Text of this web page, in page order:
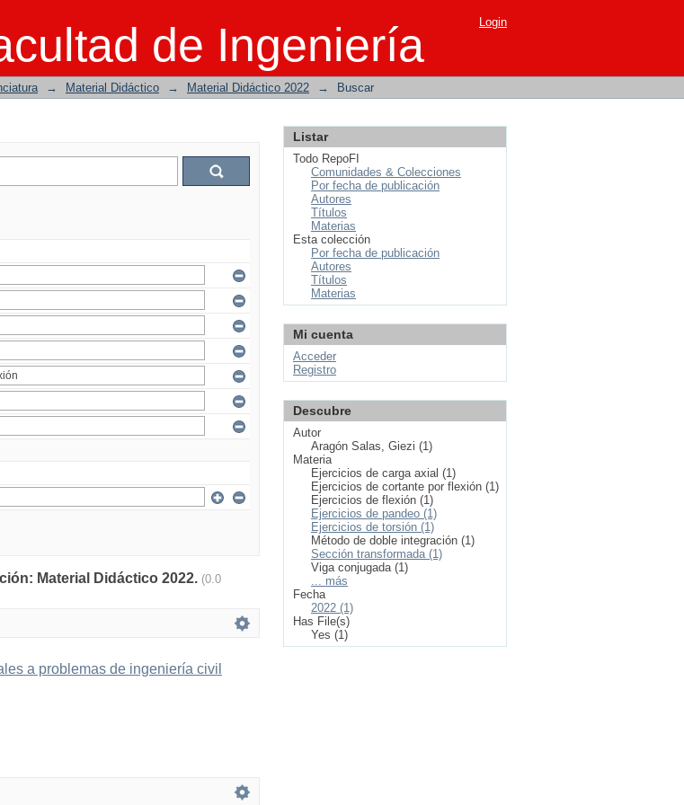
de Ingeniería Login
→ Material Didáctico → Material Didáctico 2022 → Buscar
Material Didáctico 2022. (0.0
a problemas de ingeniería civil
Listar
Todo RepoFI
Comunidades & Colecciones
Por fecha de publicación
Autores
Títulos
Materias
Esta colección
Por fecha de publicación
Autores
Títulos
Materias
Mi cuenta
Acceder
Registro
Descubre
Autor
Aragón Salas, Giezi (1)
Materia
Ejercicios de carga axial (1)
Ejercicios de cortante por flexión (1)
Ejercicios de flexión (1)
Ejercicios de pandeo (1)
Ejercicios de torsión (1)
Método de doble integración (1)
Sección transformada (1)
Viga conjugada (1)
... más
Fecha
2022 (1)
Has File(s)
Yes (1)